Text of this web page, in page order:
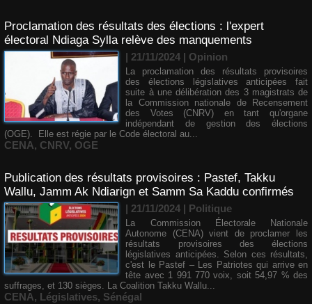
Proclamation des résultats des élections : l'expert
électoral Ndiaga Sylla relève des manquements
| 21/11/2024 | Opinion
La proclamation des résultats provisoires
des élections législatives anticipées fait
suite à une délibération des 3 magistrats de
la Commission nationale de Recensement
des Votes (CNRV) en tant qu'organe
indépendant de gestion des élections
(OGE). Elle est régie par le Code électoral au...
CENA, CNRV, OGE
Publication des résultats provisoires : Pastef, Takku
Wallu, Jamm Ak Ndiarign et Samm Sa Kaddu confirmés
| 21/11/2024 | Politique
La Commission Électorale Nationale
Autonome (CENA) vient de proclamer les
résultats provisoires des élections
législatives anticipées. Selon ces résultats,
c'est le Pastef – Les Patriotes qui arrive en
tête avec 1 991 770 voix, soit 54,97 % des
suffrages, et 130 sièges. La Coalition Takku Wallu...
CENA, Législatives, Sénégal